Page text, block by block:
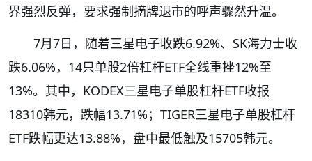
界强烈反弹，要求强制摘牌退市的呼声骤然升温。
7月7日，随着三星电子收跌6.92%、SK海力士收
跌6.06%，14只单股2倍杠杆ETF全线重挫12%至
13%。其中，KODEX三星电子单股杠杆ETF收报
18310韩元，跌幅13.71%；TIGER三星电子单股杠杆
ETF跌幅更达13.88%，盘中最低触及15705韩元。